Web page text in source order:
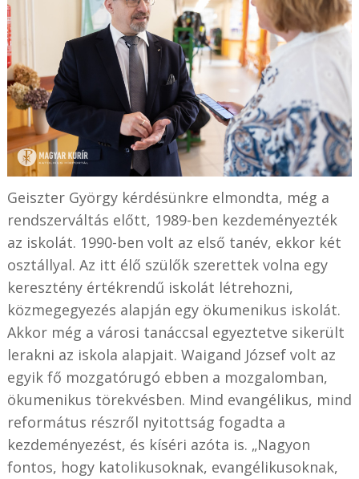
Geiszter György kérdésünkre elmondta, még a
rendszerváltás előtt, 1989-ben kezdeményezték
az iskolát. 1990-ben volt az első tanév, ekkor két
osztállyal. Az itt élő szülők szerettek volna egy
keresztény értékrendű iskolát létrehozni,
közmegegyezés alapján egy ökumenikus iskolát.
Akkor még a városi tanáccsal egyeztetve sikerült
lerakni az iskola alapjait. Waigand József volt az
egyik fő mozgatórugó ebben a mozgalomban,
ökumenikus törekvésben. Mind evangélikus, mind
református részről nyitottság fogadta a
kezdeményezést, és kíséri azóta is. „Nagyon
fontos, hogy katolikusoknak, evangélikusoknak,